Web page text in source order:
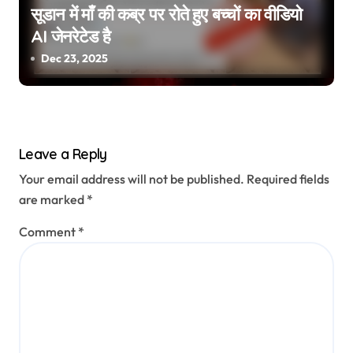
सूडान में माँ की कब्र पर रोते हुए बच्चों का वीडियो
AI जेनरेटेड है
Dec 23, 2025
Leave a Reply
Your email address will not be published. Required fields
are marked *
Comment *